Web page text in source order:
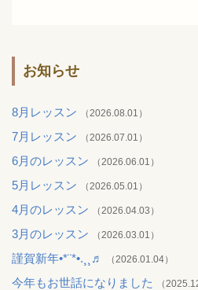
お知らせ
8月レッスン （2026.08.01）
7月レッスン （2026.07.01）
6月のレッスン （2026.06.01）
5月レッスン （2026.05.01）
4月のレッスン （2026.04.03）
3月のレッスン （2026.03.01）
謹賀新年•*¨*•.¸¸♬︎ （2026.01.04）
今年もお世話になりました （